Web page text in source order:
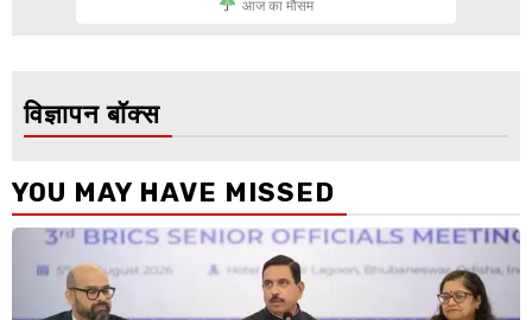
आज का मौसम
विज्ञापन बॉक्स
YOU MAY HAVE MISSED